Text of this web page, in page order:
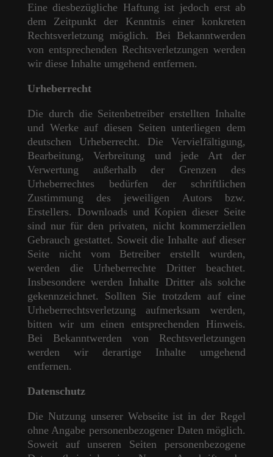
Eine diesbezügliche Haftung ist jedoch erst ab
dem Zeitpunkt der Kenntnis einer konkreten
Rechtsverletzung möglich. Bei Bekanntwerden
von entsprechenden Rechtsverletzungen werden
wir diese Inhalte umgehend entfernen.
Urheberrecht
Die durch die Seitenbetreiber erstellten Inhalte
und Werke auf diesen Seiten unterliegen dem
deutschen Urheberrecht. Die Vervielfältigung,
Bearbeitung, Verbreitung und jede Art der
Verwertung außerhalb der Grenzen des
Urheberrechtes bedürfen der schriftlichen
Zustimmung des jeweiligen Autors bzw.
Erstellers. Downloads und Kopien dieser Seite
sind nur für den privaten, nicht kommerziellen
Gebrauch gestattet. Soweit die Inhalte auf dieser
Seite nicht vom Betreiber erstellt wurden,
werden die Urheberrechte Dritter beachtet.
Insbesondere werden Inhalte Dritter als solche
gekennzeichnet. Sollten Sie trotzdem auf eine
Urheberrechtsverletzung aufmerksam werden,
bitten wir um einen entsprechenden Hinweis.
Bei Bekanntwerden von Rechtsverletzungen
werden wir derartige Inhalte umgehend
entfernen.
Datenschutz
Die Nutzung unserer Webseite ist in der Regel
ohne Angabe personenbezogener Daten möglich.
Soweit auf unseren Seiten personenbezogene